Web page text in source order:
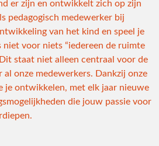
er zijn en ontwikkelt zich op zijn
pedagogisch medewerker bij
van het kind en speel je
voor niets “iedereen de ruimte
staat niet alleen centraal voor de
al onze medewerkers. Dankzij onze
je ontwikkelen, met elk jaar nieuwe
die jouw passie voor